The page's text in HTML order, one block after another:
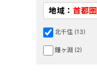
地域： 首都圏
北千住 (13)
鐘ヶ淵 (2)